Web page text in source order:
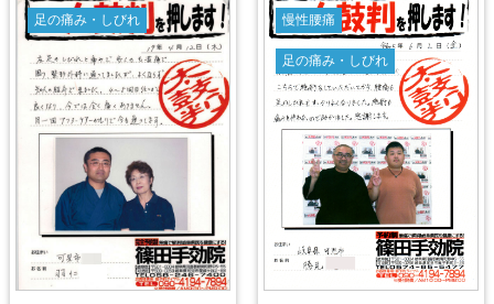
足の痛み・しびれ 慢性腰痛
足の痛み・しびれ